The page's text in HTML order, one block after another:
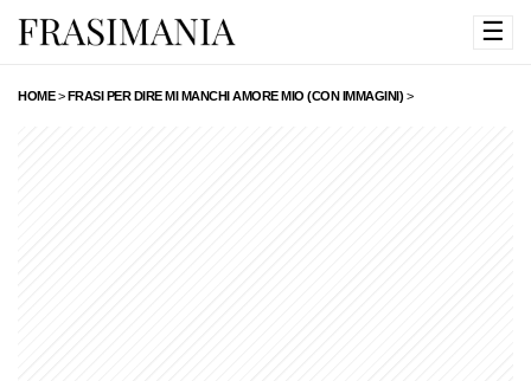
☰
HOME>FRASI PER DIRE MI MANCHI AMORE MIO (CON IMMAGINI) >